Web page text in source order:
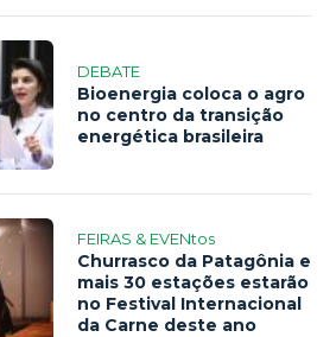
DEBATE
Bioenergia coloca o agro
no centro da transição
energética brasileira
FEIRAS & EVENtos
Churrasco da Patagônia e
mais 30 estações estarão
no Festival Internacional
da Carne deste ano